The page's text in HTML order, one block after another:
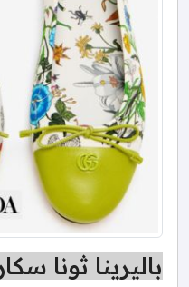
باليرينا ثونا